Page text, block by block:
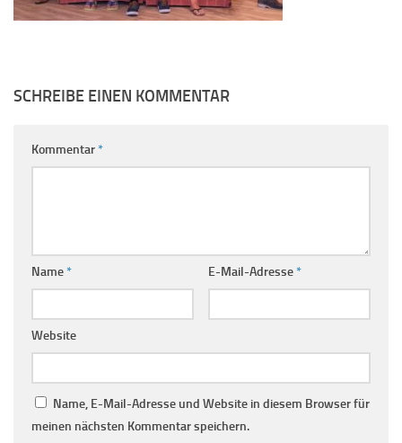
SCHREIBE EINEN KOMMENTAR
Kommentar*
Name* E-Mail-Adresse*
Website
Name, E-Mail-Adresse und Website in diesem Browser für
meinen nächsten Kommentar speichern.